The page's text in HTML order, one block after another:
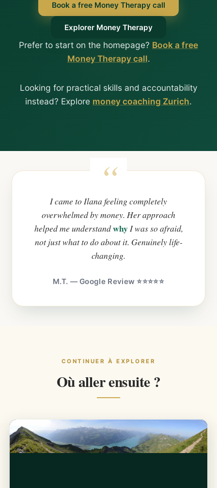
Book a free Money Therapy call
Explorer Money Therapy
Prefer to start on the homepage? Book a free
Money Therapy call.
Looking for practical skills and accountability
instead? Explore money coaching Zurich.
I came to Ilana feeling completely
overwhelmed by money. Her approach
helped me understandwhyI was so afraid,
not just what to do about it. Genuinely life-
changing.
M.T. — Google Review ⭐⭐⭐⭐⭐
CONTINUER À EXPLORER
Où aller ensuite ?